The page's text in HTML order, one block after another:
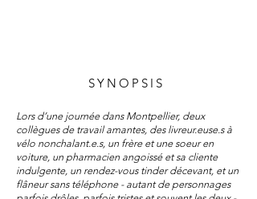
SYNOPSIS
Lors d’une journée dans Montpellier, deux
collègues de travail amantes, des livreur.euse.s à
vélo nonchalant.e.s, un frère et une soeur en
voiture, un pharmacien angoissé et sa cliente
indulgente, un rendez-vous tinder décevant, et un
flâneur sans téléphone - autant de personnages